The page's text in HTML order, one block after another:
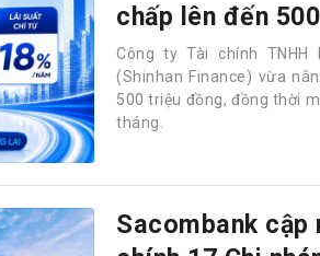
chấp lên đến
Công ty Tài chính
(Shinhan Finance) vừa
500 triệu đồng, đồng thời
tháng.
Sacombank cập